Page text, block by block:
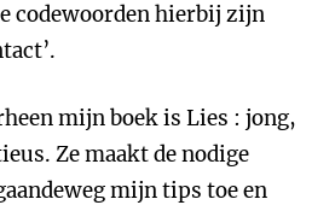
codewoorden hierbij zijn
mijn boek is Lies : jong,
Ze maakt de nodige
mijn tips toe en